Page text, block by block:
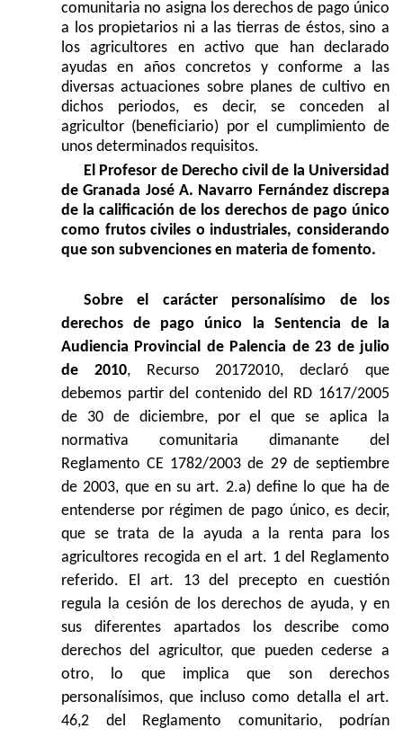
comunitaria no asigna los derechos de pago único
a los propietarios ni a las tierras de éstos, sino a
los agricultores en activo que han declarado
ayudas en años concretos y conforme a las
diversas actuaciones sobre planes de cultivo en
dichos periodos, es decir, se conceden al
agricultor (beneficiario) por el cumplimiento de
unos determinados requisitos.
El Profesor de Derecho civil de la Universidad
de Granada José A. Navarro Fernández discrepa
de la calificación de los derechos de pago único
como frutos civiles o industriales, considerando
que son subvenciones en materia de fomento.
Sobre el carácter personalísimo de los
derechos de pago único la Sentencia de la
Audiencia Provincial de Palencia de 23 de julio
de 2010, Recurso 20172010, declaró que
debemos partir del contenido del RD 1617/2005
de 30 de diciembre, por el que se aplica la
normativa comunitaria dimanante del
Reglamento CE 1782/2003 de 29 de septiembre
de 2003, que en su art. 2.a) define lo que ha de
entenderse por régimen de pago único, es decir,
que se trata de la ayuda a la renta para los
agricultores recogida en el art. 1 del Reglamento
referido. El art. 13 del precepto en cuestión
regula la cesión de los derechos de ayuda, y en
sus diferentes apartados los describe como
derechos del agricultor, que pueden cederse a
otro, lo que implica que son derechos
personalísimos, que incluso como detalla el art.
46,2 del Reglamento comunitario, podrían